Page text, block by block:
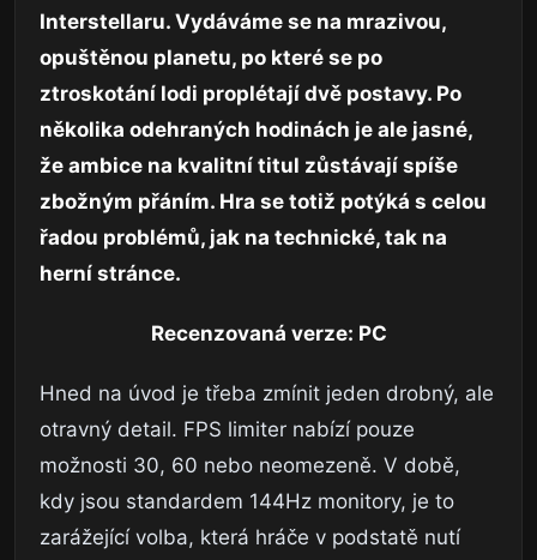
Interstellaru. Vydáváme se na mrazivou,
opuštěnou planetu, po které se po
ztroskotání lodi proplétají dvě postavy. Po
několika odehraných hodinách je ale jasné,
že ambice na kvalitní titul zůstávají spíše
zbožným přáním. Hra se totiž potýká s celou
řadou problémů, jak na technické, tak na
herní stránce.
Recenzovaná verze: PC
Hned na úvod je třeba zmínit jeden drobný, ale
otravný detail. FPS limiter nabízí pouze
možnosti 30, 60 nebo neomezeně. V době,
kdy jsou standardem 144Hz monitory, je to
zarážející volba, která hráče v podstatě nutí